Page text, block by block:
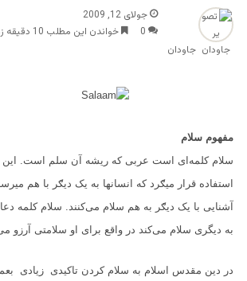
جاودان
جولای 12, 2009
0
خواندن این مطلب 10 دقیقه زمان میبرد
مفهوم سلام
سلام کلمه‌ای است عربی که ریشه آن سلم است. این
استفاده قرار میګرد که انسانها به یک دیګر با هم
آشنایی با یک دیګر به هم سلام می‌کنند. سلام کلمه
به دیگری سلام می‌کند در واقع برای او سلامتی آرزو
در دین مقدس اسلام به سلام کردن تاکیدی زیادی